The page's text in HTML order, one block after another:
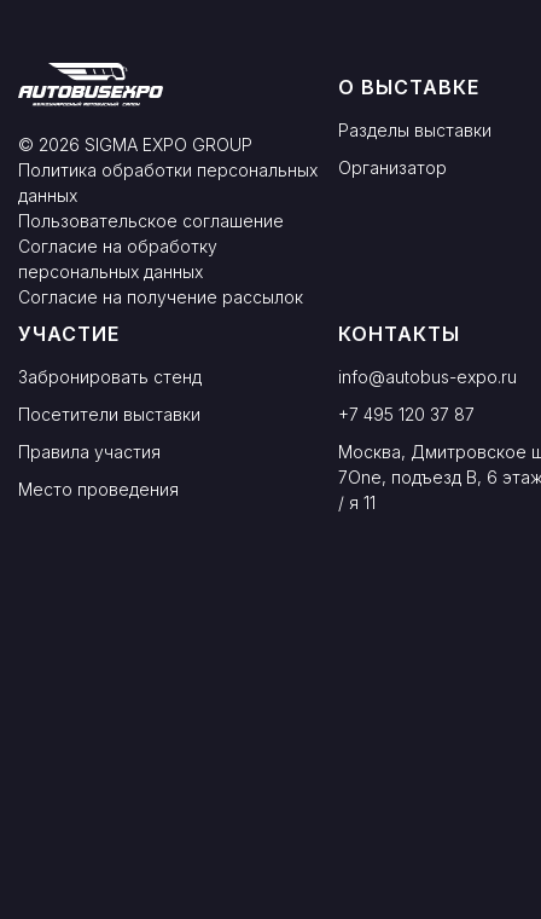
© 2026 SIGMA EXPO GROUP
Политика обработки персональных
данных
Пользовательское соглашение
Согласие на обработку
персональных данных
Согласие на получение рассылок
О ВЫСТАВКЕ
Разделы выставки
Организатор
УЧАСТИЕ
Забронировать стенд
Посетители выставки
Правила участия
Место проведения
КОНТАКТЫ
info@autobus-expo.ru
+7 495 120 37 87
Москва, Дмитровское
7One, подъезд В, 6
/ я 11